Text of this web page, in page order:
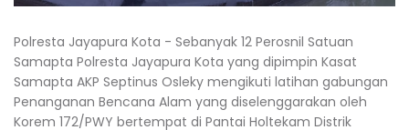
Polresta Jayapura Kota - Sebanyak 12 Perosnil Satuan
Samapta Polresta Jayapura Kota yang dipimpin Kasat
Samapta AKP Septinus Osleky mengikuti latihan gabungan
Penanganan Bencana Alam yang diselenggarakan oleh
Korem 172/PWY bertempat di Pantai Holtekam Distrik